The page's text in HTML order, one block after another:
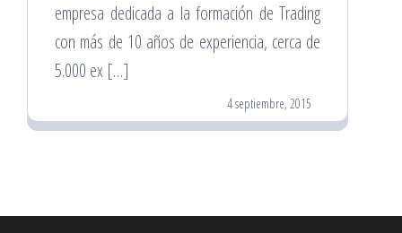
empresa dedicada a la formación de Trading
con más de 10 años de experiencia, cerca de
5.000 ex […]
4 septiembre, 2015